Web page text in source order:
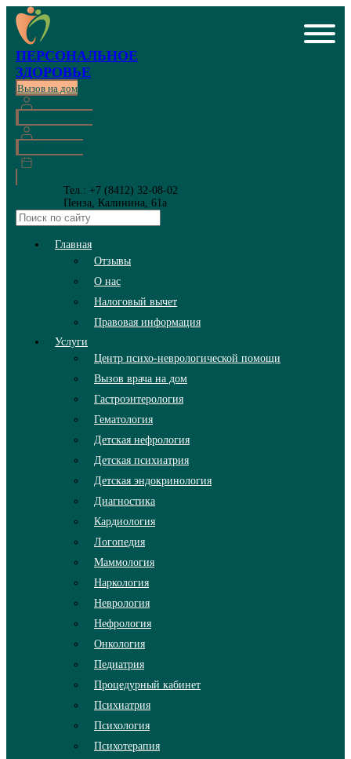
ПЕРСОНАЛЬНОЕ
ЗДОРОВЬЕ
Вызов на дом
Тел.: +7 (8412) 32-08-02
Пенза, Калинина, 61а
Главная
Отзывы
О нас
Налоговый вычет
Правовая информация
Услуги
Центр психо-неврологической помощи
Вызов врача на дом
Гастроэнтерология
Гематология
Детская нефрология
Детская психиатрия
Детская эндокринология
Диагностика
Кардиология
Логопедия
Маммология
Наркология
Неврология
Нефрология
Онкология
Педиатрия
Процедурный кабинет
Психиатрия
Психология
Психотерапия